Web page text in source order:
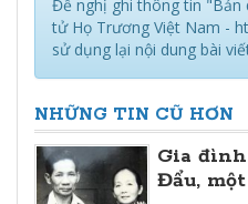
Đề nghị ghi thông tin "Bản
tử Họ Trương Việt Nam -
sử dụng lại nội dung bài
NHỮNG TIN CŨ HƠN
Gia
Đẩu,